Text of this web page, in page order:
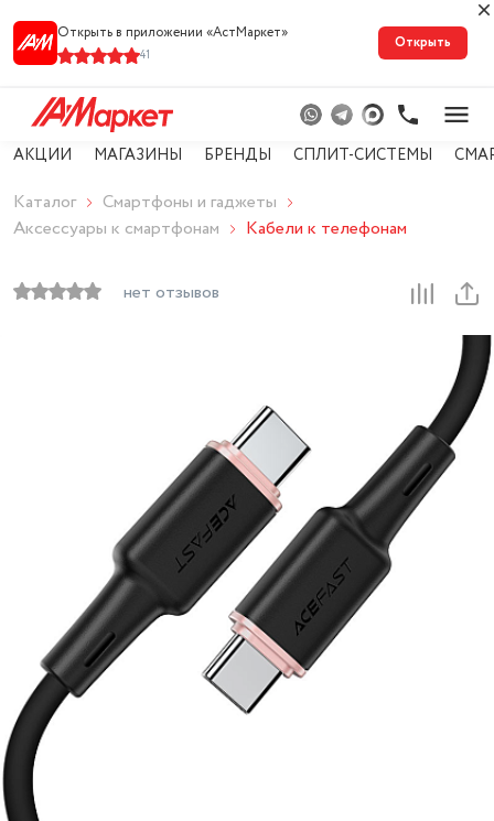
Открыть в приложении «АстМарке‪т‬»
41
Открыть
АКЦИИ МАГАЗИНЫ БРЕНДЫ СПЛИТ-СИСТЕМЫ
Каталог
Смартфоны и гаджеты
Аксессуары к смартфонам
Кабели к телефонам
нет отзывов